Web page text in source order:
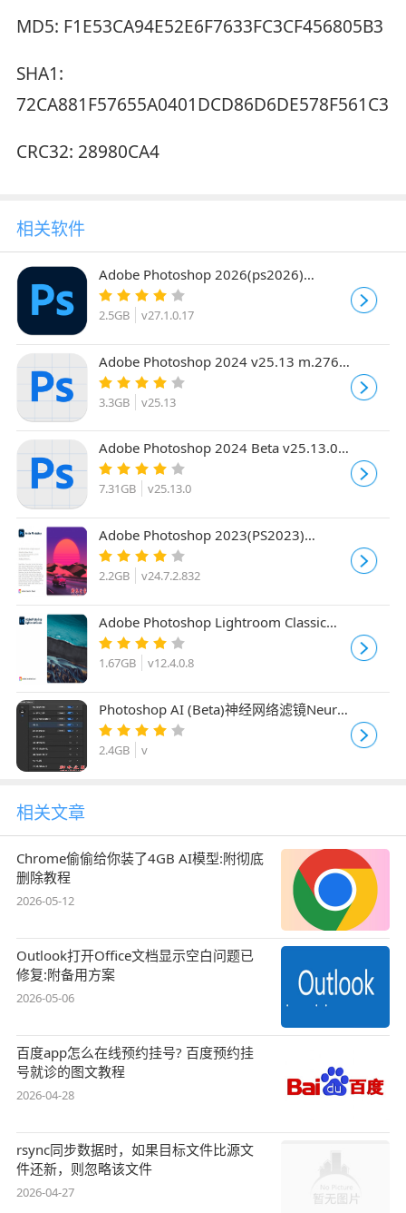
MD5: F1E53CA94E52E6F7633FC3CF456805B3
SHA1:
CRC32: 28980CA4
相关软件
Adobe Photoshop 2026(ps2026)
v27.1.0.17 精简优化便携绿色版 x64
2.5GB v27.1.0.17
Adobe Photoshop 2024 v25.13 m.2766
Beta Adobe Firefly 中文直装版+神经滤镜
3.3GB v25.13
Adobe Photoshop 2024 Beta v25.13.0
m.2757 最新免费版(创意填充Generative
Fill功能)
7.31GB v25.13.0
Adobe Photoshop 2023(PS2023)
v24.7.2.832 ACR16 中文免激活精简绿色
版
2.2GB v24.7.2.832
Adobe Photoshop Lightroom Classic
2023 v12.4.0.8 中文安装破解版(附激活
补丁+教程)x64
1.67GB v12.4.0.8
Photoshop AI (Beta)神经网络滤镜Neural
Filters 25.0 Win一键安装完整版
2.4GB v
相关文章
Chrome偷偷给你装了4GB AI模型:附彻底
删除教程
2026-05-12
Outlook打开Office文档显示空白问题已
修复:附备用方案
2026-05-06
百度app怎么在线预约挂号? 百度预约挂
号就诊的图文教程
2026-04-28
rsync同步数据时，如果目标文件比源文
件还新，则忽略该文件
2026-04-27